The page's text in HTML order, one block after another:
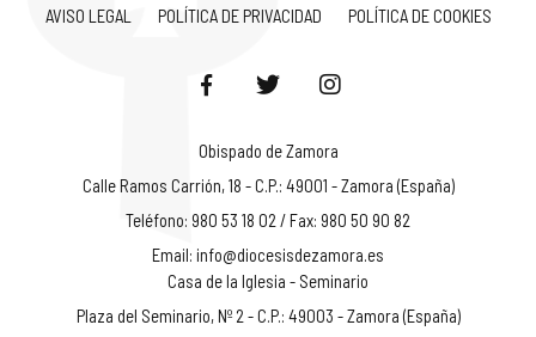
AVISO LEGAL POLÍTICA DE PRIVACIDAD POLÍTICA DE COOKIES
Obispado de Zamora
Calle Ramos Carrión, 18 - C.P.: 49001 - Zamora (España)
Teléfono: 980 53 18 02 / Fax: 980 50 90 82
Email: info@diocesisdezamora.es
Casa de la Iglesia - Seminario
Plaza del Seminario, Nº 2 - C.P.: 49003 - Zamora (España)